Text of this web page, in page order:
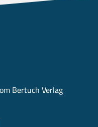
Bertuch Verlag